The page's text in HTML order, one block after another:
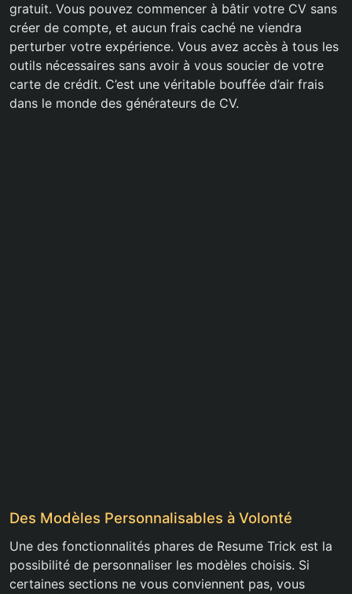
gratuit. Vous pouvez commencer à bâtir votre CV sans
créer de compte, et aucun frais caché ne viendra
perturber votre expérience. Vous avez accès à tous les
outils nécessaires sans avoir à vous soucier de votre
carte de crédit. C’est une véritable bouffée d’air frais
dans le monde des générateurs de CV.
Des Modèles Personnalisables à Volonté
Une des fonctionnalités phares de Resume Trick est la
possibilité de personnaliser les modèles choisis. Si
certaines sections ne vous conviennent pas, vous